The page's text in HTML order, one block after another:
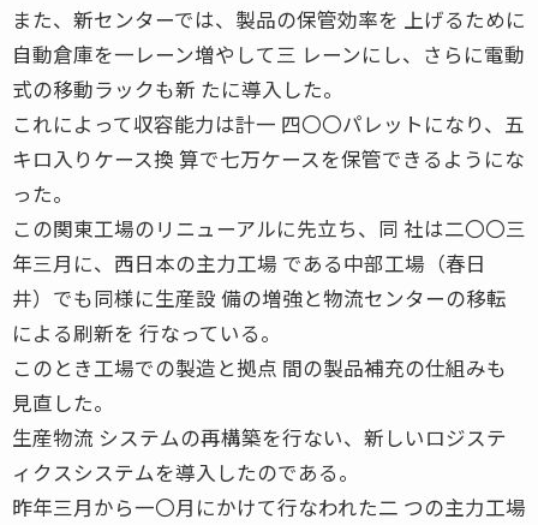
また、新センターでは、製品の保管効率を 上げるために
自動倉庫を一レーン増やして三 レーンにし、さらに電動
式の移動ラックも新 たに導入した。
これによって収容能力は計一 四〇〇パレットになり、五
キロ入りケース換 算で七万ケースを保管できるようにな
った。
この関東工場のリニューアルに先立ち、同 社は二〇〇三
年三月に、西日本の主力工場 である中部工場（春日
井）でも同様に生産設 備の増強と物流センターの移転
による刷新を 行なっている。
このとき工場での製造と拠点 間の製品補充の仕組みも
見直した。
生産物流 システムの再構築を行ない、新しいロジステ
ィクスシステムを導入したのである。
昨年三月から一〇月にかけて行なわれた二 つの主力工場